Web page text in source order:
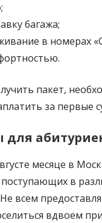
багажа;
в номерах
пакет,
за первые
для
месяце в
в
всем
вдвоем